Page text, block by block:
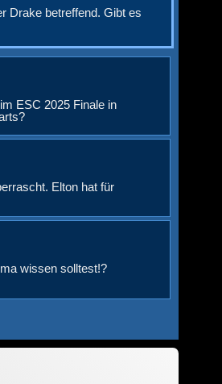
Drake betreffend. Gibt es
ESC 2025 Finale in
Elton hat für
wissen solltest!?